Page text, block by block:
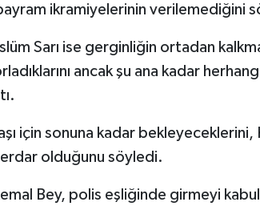
ikramiyelerinin verilemediğini
Sarı ise gerginliğin ortadan
ancak şu ana kadar
için sonuna kadar bekleyeceklerini,
olduğunu söyledi.
Bey, polis eşliğinde girmeyi